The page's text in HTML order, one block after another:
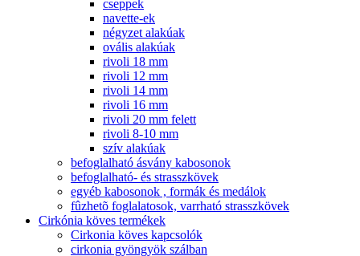
cseppek
navette-ek
négyzet alakúak
ovális alakúak
rivoli 18 mm
rivoli 12 mm
rivoli 14 mm
rivoli 16 mm
rivoli 20 mm felett
rivoli 8-10 mm
szív alakúak
befoglalható ásvány kabosonok
befoglalható- és strasszkövek
egyéb kabosonok , formák és medálok
fûzhetõ foglalatosok, varrható strasszkövek
Cirkónia köves termékek
Cirkonia köves kapcsolók
cirkonia gyöngyök szálban